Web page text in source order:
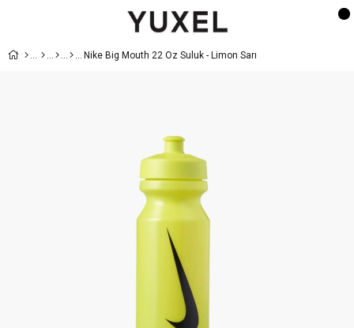
Nike Big Mouth 22 Oz Suluk - Limon Sarı